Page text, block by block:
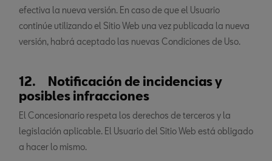
efectiva la nueva versión. En caso de que el Usuario
continúe utilizando el Sitio Web una vez publicada la nueva
versión, habrá aceptado las nuevas Condiciones de Uso.
12. Notificación de incidencias y
posibles infracciones
El Concesionario respeta los derechos de terceros y la
legislación aplicable. El Usuario del Sitio Web está obligado
a hacer lo mismo.